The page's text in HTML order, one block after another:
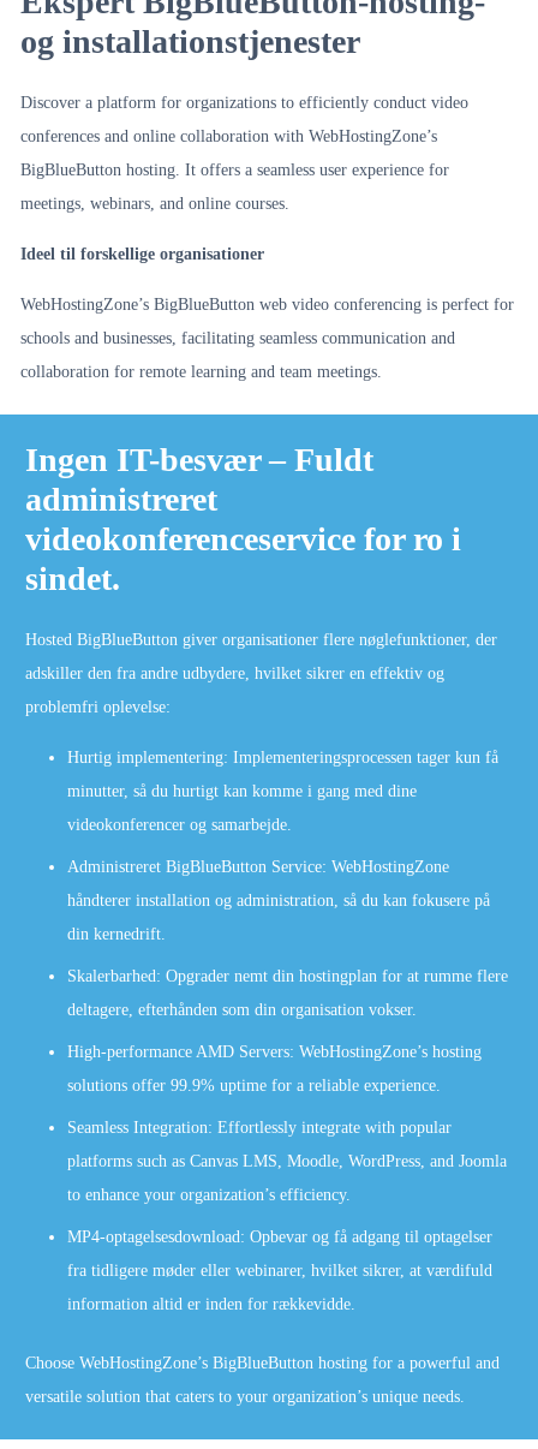
og installationstjenester
Discover a platform for organizations to efficiently conduct video
conferences and online collaboration with WebHostingZone’s
BigBlueButton hosting. It offers a seamless user experience for
meetings, webinars, and online courses.
Ideel til forskellige organisationer
WebHostingZone’s BigBlueButton web video conferencing is perfect for
schools and businesses, facilitating seamless communication and
collaboration for remote learning and team meetings.
Ingen IT-besvær – Fuldt
administreret
videokonferenceservice for ro i
sindet.
Hosted BigBlueButton giver organisationer flere nøglefunktioner, der
adskiller den fra andre udbydere, hvilket sikrer en effektiv og
problemfri oplevelse:
Hurtig implementering: Implementeringsprocessen tager kun få
minutter, så du hurtigt kan komme i gang med dine
videokonferencer og samarbejde.
Administreret BigBlueButton Service: WebHostingZone
håndterer installation og administration, så du kan fokusere på
din kernedrift.
Skalerbarhed: Opgrader nemt din hostingplan for at rumme flere
deltagere, efterhånden som din organisation vokser.
High-performance AMD Servers: WebHostingZone’s hosting
solutions offer 99.9% uptime for a reliable experience.
Seamless Integration: Effortlessly integrate with popular
platforms such as Canvas LMS, Moodle, WordPress, and Joomla
to enhance your organization’s efficiency.
MP4-optagelsesdownload: Opbevar og få adgang til optagelser
fra tidligere møder eller webinarer, hvilket sikrer, at værdifuld
information altid er inden for rækkevidde.
Choose WebHostingZone’s BigBlueButton hosting for a powerful and
versatile solution that caters to your organization’s unique needs.